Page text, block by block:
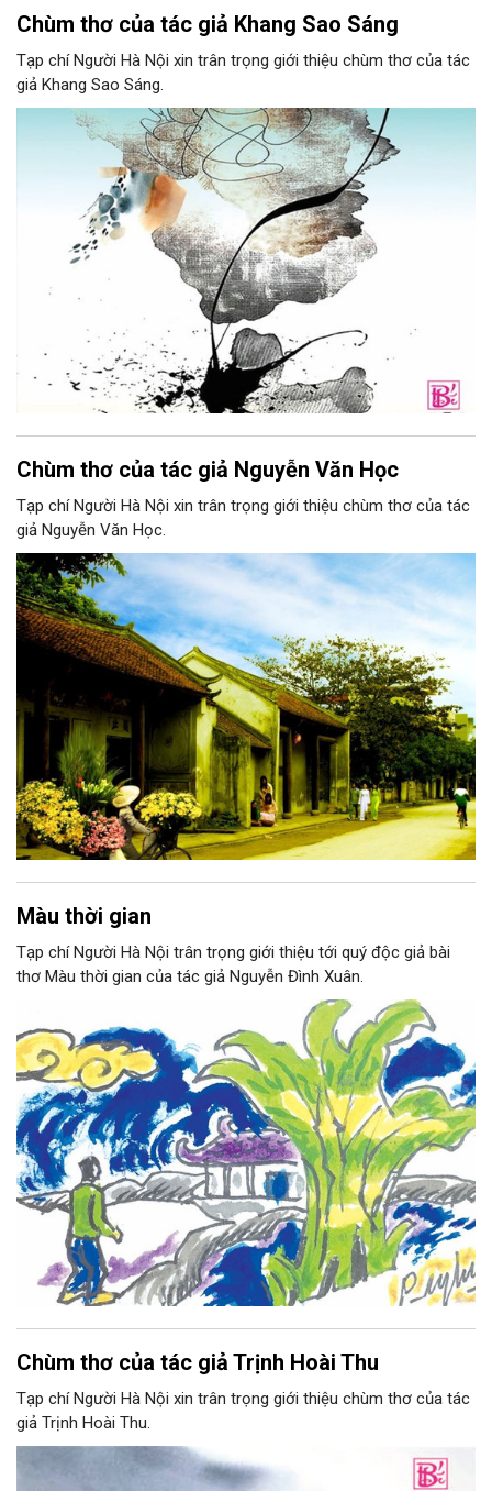
Chùm thơ của tác giả Khang Sao Sáng
Tạp chí Người Hà Nội xin trân trọng giới thiệu chùm thơ của tác
giả Khang Sao Sáng.
Chùm thơ của tác giả Nguyễn Văn Học
Tạp chí Người Hà Nội xin trân trọng giới thiệu chùm thơ của tác
giả Nguyễn Văn Học.
Màu thời gian
Tạp chí Người Hà Nội trân trọng giới thiệu tới quý độc giả bài
thơ Màu thời gian của tác giả Nguyễn Đình Xuân.
Chùm thơ của tác giả Trịnh Hoài Thu
Tạp chí Người Hà Nội xin trân trọng giới thiệu chùm thơ của tác
giả Trịnh Hoài Thu.